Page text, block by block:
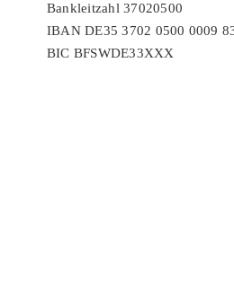
Bankleitzahl 37020500
IBAN DE35 3702 0500 0009
BIC BFSWDE33XXX